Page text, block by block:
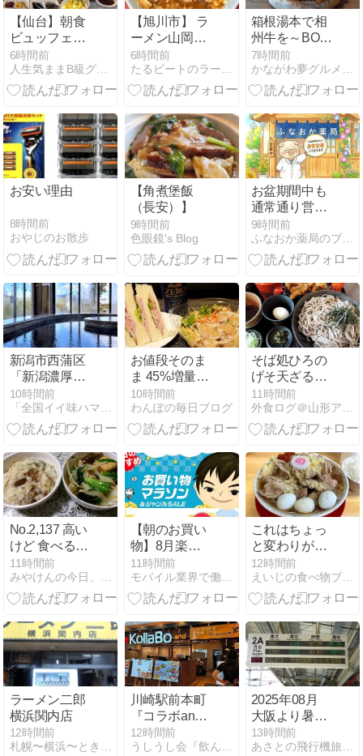
【仙台】朝食
ビュッフェが
神コストパフ
ォーマンス！
1500円以下で
るホテル｜相
鉄フレッサイ
ン仙台 仙台駅
徒歩圏で8000
円以下激安ホ
テル Sendai
Hotel, Japan
6時間前
人生気ままB級グルメで〜アラフィフおっさんセミリタイア放浪記
【旭川市】 ラ
ーメン山岡家
旭川神居店
6時間前
箱根湯本で相
州牛を～BOX
BURGER 箱
根湯本店
7時間前
お安い理由
8時間前
おやじのお散歩
【角煮堡飯
（長安）】
9時間前
色眼鏡's Blog
お盆期間中も
通常通り営業
してまーす！
【クロレラパ
ン薬局】
9時間前
新潟市西蒲区
「新潟濃厚味
噌ラーメン」
その2
10時間前
お値段そのま
ま 45%増量作
戦
10時間前
わんぽの毎日ブログ
そば処ひろの
げそ天ざるそ
ば（山形市）
11時間前
No.2,137 高い
けど 食べる価
値ある 山かけ
は
11時間前
【朝のお買い
物】8月楽天
お買い物マラ
ソン 最終日！
絶対見逃せな
の人気商品を
ご紹介！
11時間前
これはちょっ
と変わりがき
かない食べ物
かもね 肉めん
肉めし NO11
12時間前
ラーメン二郎
横浜関内店
12時間前
札幌〜横浜〜ときどき湘南
川崎駅前本町
『コラボand
マンジョッオ
ヒャンジョッ
12時間前
うしうし会『飲んで食べて生きてくぞぉ〜』
2025年08月
大阪より暑く
ない台湾
08/13
13時間前
あさとの飛行機旅行日記